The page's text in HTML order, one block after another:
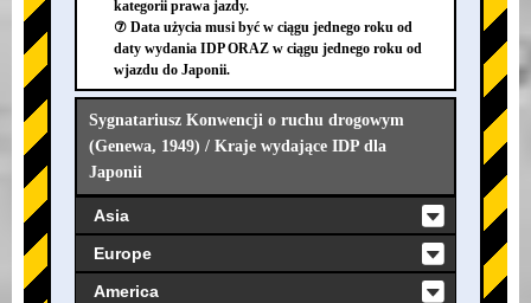
kategorii prawa jazdy.
⑦ Data użycia musi być w ciągu jednego roku od
daty wydania IDP ORAZ w ciągu jednego roku od
wjazdu do Japonii.
Sygnatariusz Konwencji o ruchu drogowym
(Genewa, 1949) / Kraje wydające IDP dla
Japonii
Asia
Europe
America